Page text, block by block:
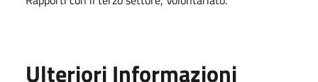
Ulteriori Informazioni